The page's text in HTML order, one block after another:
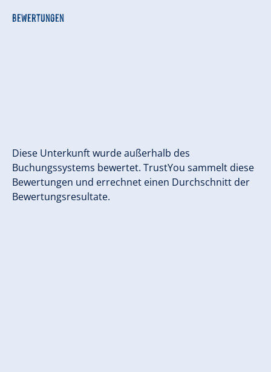
Bewertungen
Diese Unterkunft wurde außerhalb des
Buchungssystems bewertet. TrustYou sammelt diese
Bewertungen und errechnet einen Durchschnitt der
Bewertungsresultate.